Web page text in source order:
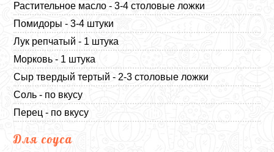
Растительное масло - 3-4 столовые ложки
Помидоры - 3-4 штуки
Лук репчатый - 1 штука
Морковь - 1 штука
Сыр твердый тертый - 2-3 столовые ложки
Соль - по вкусу
Перец - по вкусу
Для соуса